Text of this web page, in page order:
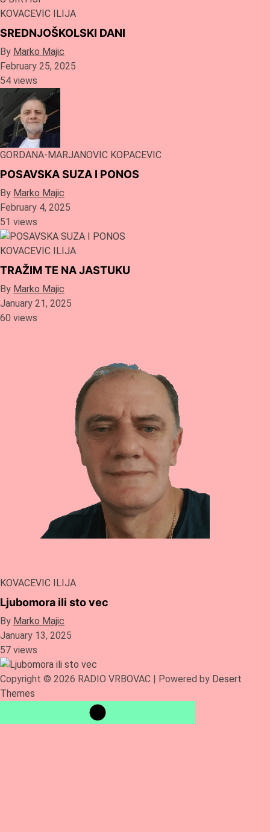
KOVACEVIC ILIJA
SREDNJOŠKOLSKI DANI
By Marko Majic
February 25, 2025
54 views
GORDANA-MARJANOVIC KOPACEVIC
POSAVSKA SUZA I PONOS
By Marko Majic
February 4, 2025
51 views
KOVACEVIC ILIJA
TRAŽIM TE NA JASTUKU
By Marko Majic
January 21, 2025
60 views
KOVACEVIC ILIJA
Ljubomora ili sto vec
By Marko Majic
January 13, 2025
57 views
Copyright © 2026 RADIO VRBOVAC | Powered by Desert
Themes